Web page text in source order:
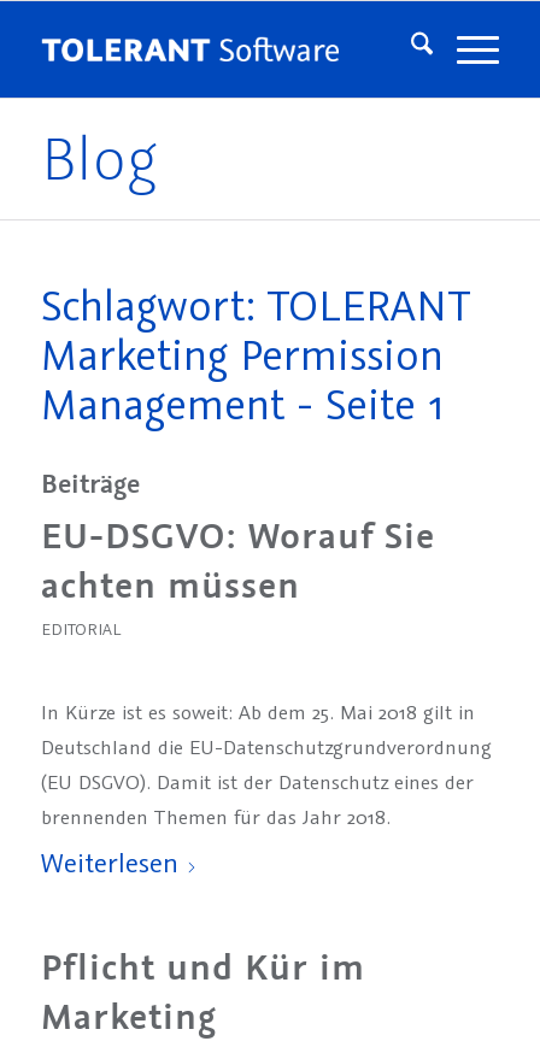
Blog
Schlagwort: TOLERANT
Marketing Permission
Management - Seite 1
Beiträge
EU-DSGVO: Worauf Sie
achten müssen
EDITORIAL
In Kürze ist es soweit: Ab dem 25. Mai 2018 gilt in
Deutschland die EU-Datenschutzgrundverordnung
(EU DSGVO). Damit ist der Datenschutz eines der
brennenden Themen für das Jahr 2018.
Weiterlesen
Pflicht und Kür im
Marketing